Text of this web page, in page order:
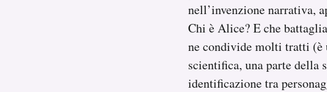
nell’invenzione narrativa,
Chi è Alice? E che
ne condivide molti tratti (è
scientifica, una parte
identificazione tra